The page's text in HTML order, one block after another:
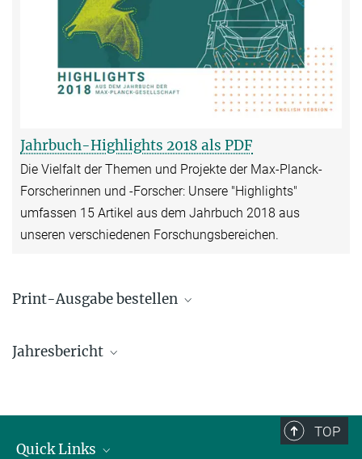
Jahrbuch-Highlights 2018 als PDF
Die Vielfalt der Themen und Projekte der Max-Planck-
Forscherinnen und -Forscher: Unsere "Highlights"
umfassen 15 Artikel aus dem Jahrbuch 2018 aus
unseren verschiedenen Forschungsbereichen.
Print-Ausgabe bestellen
presse@gv.mpg.de bestellt werden.
Jahresbericht
TOP
Quick Links